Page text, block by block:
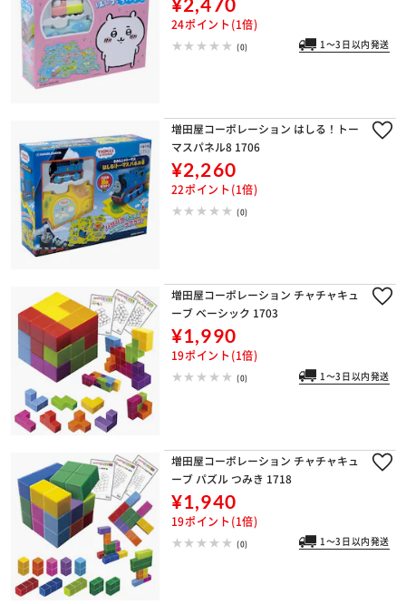
24ポイント(1倍)
(0) 1～3日以内発送
増田屋コーポレーション はしる！トー
マスパネル8 1706
¥2,260
22ポイント(1倍)
(0)
増田屋コーポレーション チャチャキュ
ーブ ベーシック 1703
¥1,990
19ポイント(1倍)
(0) 1～3日以内発送
増田屋コーポレーション チャチャキュ
ーブ パズル つみき 1718
¥1,940
19ポイント(1倍)
(0) 1～3日以内発送